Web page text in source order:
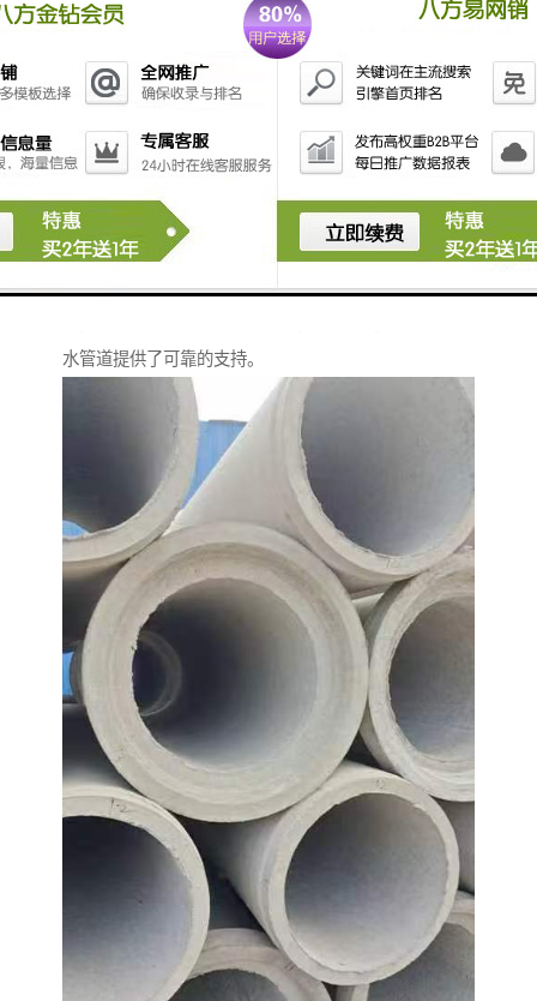
衡水水泥管：密封性能好，防止渗漏
衡水水泥管的接口处采用的密封技术，确保管道连接紧
水管道提供了可靠的支持。